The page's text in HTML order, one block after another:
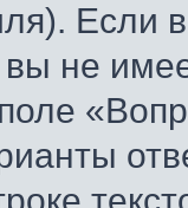
Если
не